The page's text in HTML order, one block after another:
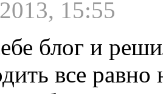
15:55
блог и
все